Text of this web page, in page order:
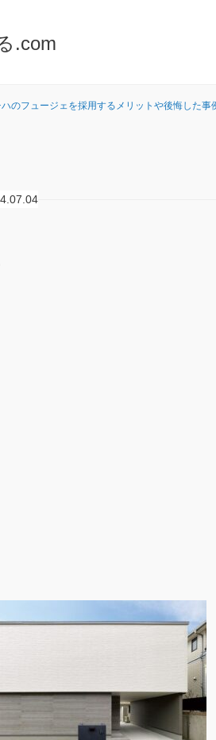
.com
ハのフュージェを採用するメリットや後悔した事